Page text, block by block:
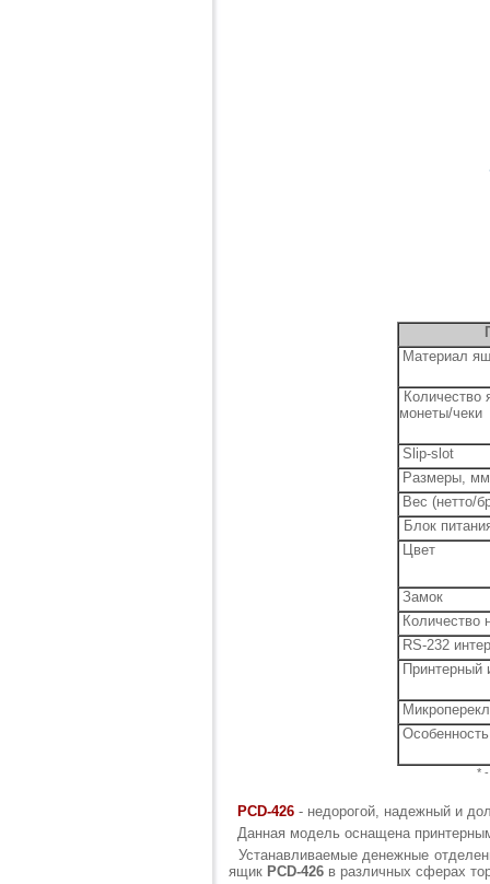
Материал
Количество
монеты/чеки
Slip-slot
Размеры, мм
Вес (нетто/
Блок
Цвет
Замок
Количество
RS-232
Принтерный
Особенность
*
PCD-426 - недорогой, надежный и
Данная модель оснащена
Устанавливаемые денежные
ящик PCD-426 в различных сферах